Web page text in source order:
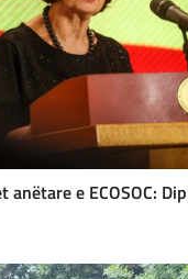
anëtare e ECOSOC: